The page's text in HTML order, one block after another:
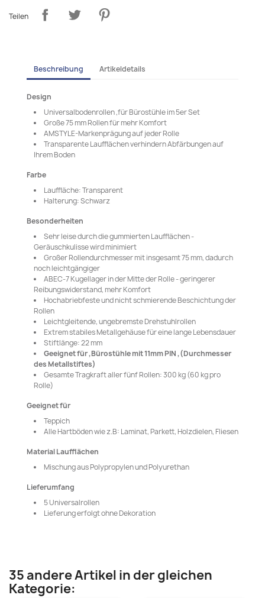
Teilen
Beschreibung Artikeldetails
Design
Universalbodenrollen ,für Bürostühle im 5er Set
Große 75 mm Rollen für mehr Komfort
AMSTYLE-Markenprägung auf jeder Rolle
Transparente Laufflächen verhindern Abfärbungen auf
Ihrem Boden
Farbe
Lauffläche: Transparent
Halterung: Schwarz
Besonderheiten
Sehr leise durch die gummierten Laufflächen -
Geräuschkulisse wird minimiert
Großer Rollendurchmesser mit insgesamt 75 mm, dadurch
noch leichtgängiger
ABEC-7 Kugellager in der Mitte der Rolle - geringerer
Reibungswiderstand, mehr Komfort
Hochabriebfeste und nicht schmierende Beschichtung der
Rollen
Leichtgleitende, ungebremste Drehstuhlrollen
Extrem stabiles Metallgehäuse für eine lange Lebensdauer
Stiftlänge: 22 mm
Geeignet für ,Bürostühle mit 11mm PIN ,(Durchmesser
des Metallstiftes)
Gesamte Tragkraft aller fünf Rollen: 300 kg (60 kg pro
Rolle)
Geeignet für
Teppich
Alle Hartböden wie z.B: Laminat, Parkett, Holzdielen, Fliesen
Material Laufflächen
Mischung aus Polypropylen und Polyurethan
Lieferumfang
5 Universalrollen
Lieferung erfolgt ohne Dekoration
35 andere Artikel in der gleichen
Kategorie: